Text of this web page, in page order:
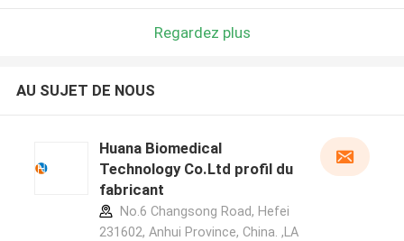
Regardez plus
AU SUJET DE NOUS
Huana Biomedical
Technology Co.Ltd profil du
fabricant
No.6 Changsong Road, Hefei
231602, Anhui Province, China. ,LA